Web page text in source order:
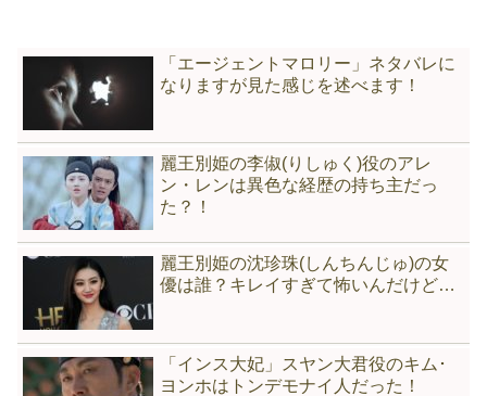
「エージェントマロリー」ネタバレに
なりますが見た感じを述べます！
麗王別姫の李俶(りしゅく)役のアレ
ン・レンは異色な経歴の持ち主だっ
た？！
麗王別姫の沈珍珠(しんちんじゅ)の女
優は誰？キレイすぎて怖いんだけど…
「インス大妃」スヤン大君役のキム･
ヨンホはトンデモナイ人だった！